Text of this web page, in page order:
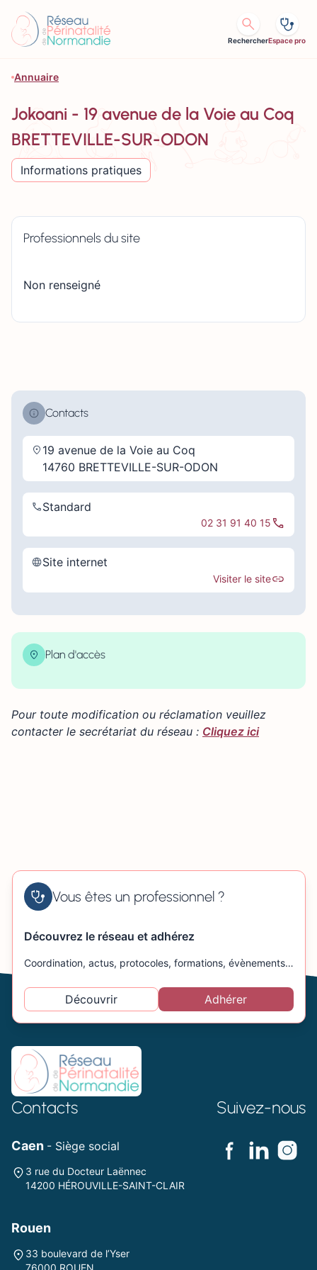
RechercherEspace pro
Annuaire
Jokoani - 19 avenue de la Voie au Coq
BRETTEVILLE-SUR-ODON
Informations pratiques
Professionnels du site
Non renseigné
Contacts
19 avenue de la Voie au Coq
14760 BRETTEVILLE-SUR-ODON
Standard
02 31 91 40 15
Site internet
Visiter le site
Plan d'accès
×
−
Pour toute modification ou réclamation veuillez
contacter le secrétariat du réseau : Cliquez ici
Vous êtes un professionnel ?
Découvrez le réseau et adhérez
Coordination, actus, protocoles, formations, évènements…
Découvrir Adhérer
Contacts
Caen - Siège social
3 rue du Docteur Laënnec
14200 HÉROUVILLE-SAINT-CLAIR
Rouen
33 boulevard de l’Yser
76000 ROUEN
Suivez-nous